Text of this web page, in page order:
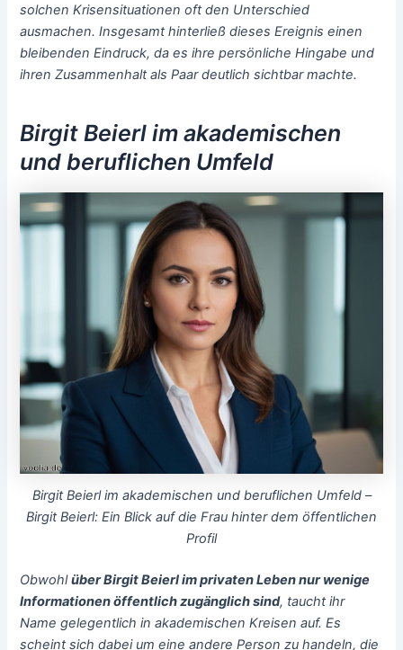
solchen Krisensituationen oft den Unterschied
ausmachen. Insgesamt hinterließ dieses Ereignis einen
bleibenden Eindruck, da es ihre persönliche Hingabe und
ihren Zusammenhalt als Paar deutlich sichtbar machte.
Birgit Beierl im akademischen
und beruflichen Umfeld
Birgit Beierl im akademischen und beruflichen Umfeld –
Birgit Beierl: Ein Blick auf die Frau hinter dem öffentlichen
Profil
Obwohlüber Birgit Beierl im privaten Leben nur wenige
Informationen öffentlich zugänglich sind, taucht ihr
Name gelegentlich in akademischen Kreisen auf. Es
scheint sich dabei um eine andere Person zu handeln, die